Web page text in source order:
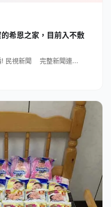
的希恩之家，目前入不敷
! 民視新聞 完整新聞連...